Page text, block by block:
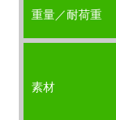
重量／耐荷重
素材